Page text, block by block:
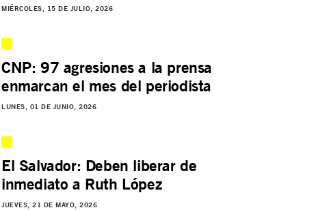
MIÉRCOLES, 15 DE JULIO, 2026
CNP: 97 agresiones a la prensa
enmarcan el mes del periodista
LUNES, 01 DE JUNIO, 2026
El Salvador: Deben liberar de
inmediato a Ruth López
JUEVES, 21 DE MAYO, 2026